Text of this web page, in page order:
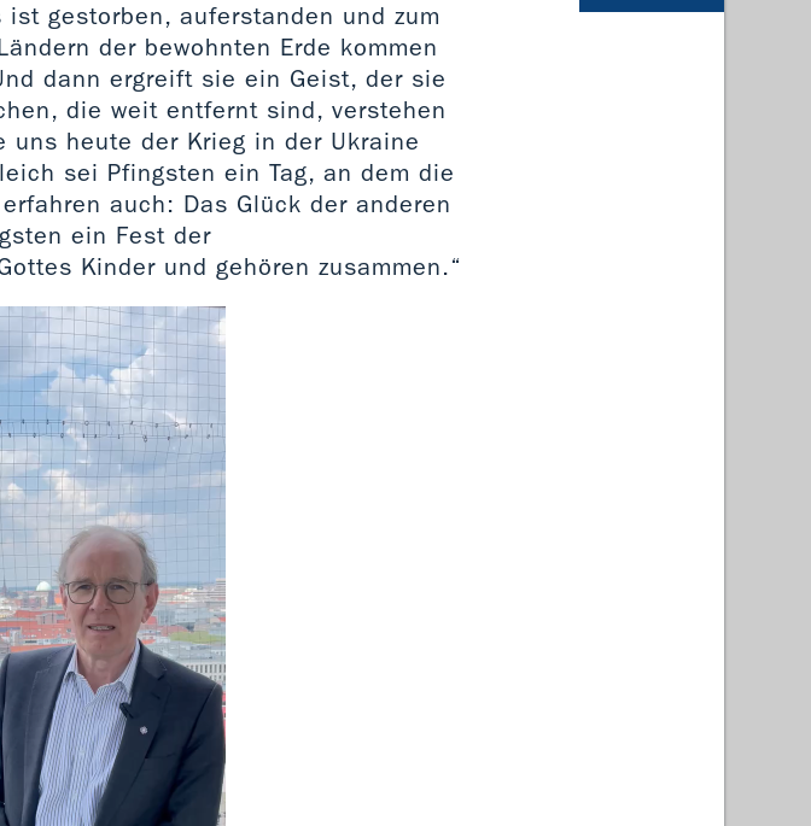
gestorben, auferstanden und zum
der bewohnten Erde kommen
dann ergreift sie ein Geist, der sie
die weit entfernt sind, verstehen
heute der Krieg in der Ukraine
sei Pfingsten ein Tag, an dem die
auch: Das Glück der anderen
ein Fest der
Kinder und gehören zusammen.“